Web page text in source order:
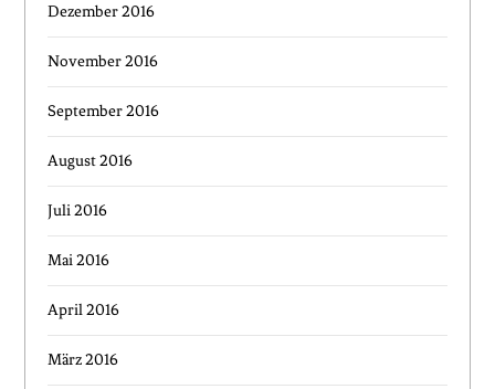
Dezember 2016
November 2016
September 2016
August 2016
Juli 2016
Mai 2016
April 2016
März 2016